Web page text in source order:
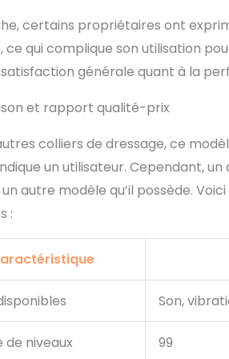
certains propriétaires ont
ce qui complique son utilisation
générale quant à la
et rapport qualité-prix
colliers de dressage, ce
un utilisateur. Cependant,
autre modèle qu’il possède.
:
Son,
de niveaux 99